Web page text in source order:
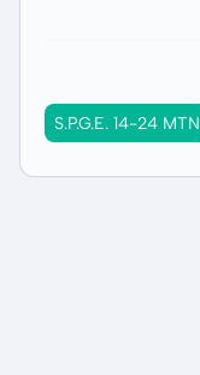
S.P.G.E. 14-24 MTN